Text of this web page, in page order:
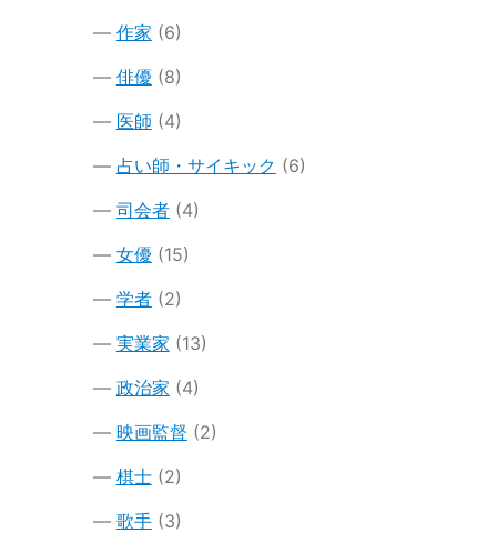
作家 (6)
俳優(8)
医師 (4)
占い師・サイキック (6)
司会者(4)
女優(15)
学者(2)
実業家 (13)
政治家 (4)
映画監督 (2)
棋士(2)
歌手(3)